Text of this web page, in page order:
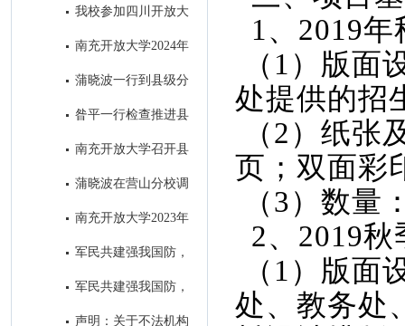
去年系统工作 擂响今年春招战
我校参加四川开放大
学举办的全省招生宣传微视频大
南充开放大学2024年
蒲晓波一行到县级分
校检查指导“达标工程”和教务工
昝平一行检查推进县
级分校“达标工程”暨教务工作
南充开放大学召开县
级分校达标工程初审通报会 ​
蒲晓波在营山分校调
研推进秋招工作
南充开放大学2023年
秋季招生进入尾声
军民共建强我国防，
南充开大办“拥军班” ----南充开
军民共建强我国防，
南充开大办“拥军班” ----南充开
声明：关于不法机构
1、2019
（1）版面
处提供的招
（2）纸张
页；双面彩
（3）数量
2、2019
（1）版面
处、教务处